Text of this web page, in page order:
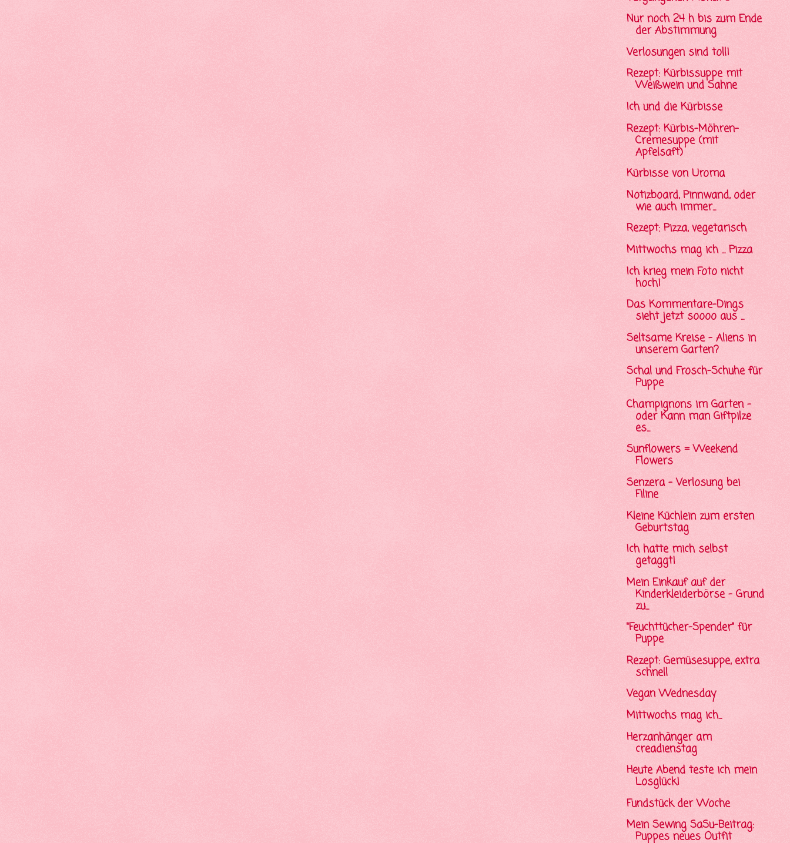
Nur noch 24 h bis zum Ende
der Abstimmung
Verlosungen sind toll!
Rezept: Kürbissuppe mit
Weißwein und Sahne
Ich und die Kürbisse
Rezept: Kürbis-Möhren-
Cremesuppe (mit
Apfelsaft)
Kürbisse von Uroma
Notizboard, Pinnwand, oder
wie auch immer...
Rezept: Pizza, vegetarisch
Mittwochs mag ich ... Pizza
Ich krieg mein Foto nicht
hoch!
Das Kommentare-Dings
sieht jetzt soooo aus ...
Seltsame Kreise - Aliens in
unserem Garten?
Schal und Frosch-Schuhe für
Puppe
Champignons im Garten -
oder Kann man Giftpilze
es...
Sunflowers = Weekend
Flowers
Senzera - Verlosung bei
Filine
Kleine Küchlein zum ersten
Geburtstag
Ich hatte mich selbst
getaggt!
Mein Einkauf auf der
Kinderkleiderbörse - Grund
zu...
"Feuchttücher-Spender" für
Puppe
Rezept: Gemüsesuppe, extra
schnell
Vegan Wednesday
Mittwochs mag ich...
Herzanhänger am
creadienstag
Heute Abend teste ich mein
Losglück!
Fundstück der Woche
Mein Sewing SaSu-Beitrag:
Puppes neues Outfit